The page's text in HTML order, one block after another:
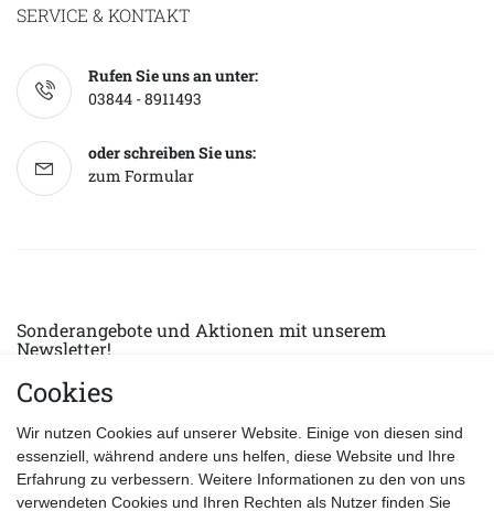
SERVICE & KONTAKT
Rufen Sie uns an unter:
03844 - 8911493
oder schreiben Sie uns:
zum Formular
Sonderangebote und Aktionen mit unserem
Newsletter!
E-MAIL *
Datenschutzerklärung
Cookies
Wir nutzen Cookies auf unserer Website. Einige von diesen sind
essenziell, während andere uns helfen, diese Website und Ihre
Erfahrung zu verbessern. Weitere Informationen zu den von uns
verwendeten Cookies und Ihren Rechten als Nutzer finden Sie